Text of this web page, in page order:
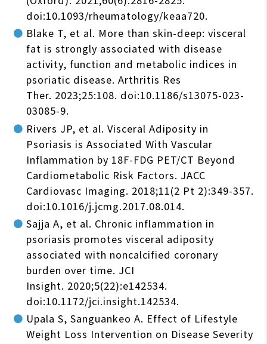
doi:10.1093/rheumatology/keaa720.
Blake T, et al. More than skin-deep: visceral
fat is strongly associated with disease
activity, function and metabolic indices in
psoriatic disease. Arthritis Res
Ther. 2023;25:108. doi:10.1186/s13075-023-
03085-9.
Rivers JP, et al. Visceral Adiposity in
Psoriasis is Associated With Vascular
Inflammation by 18F-FDG PET/CT Beyond
Cardiometabolic Risk Factors. JACC
Cardiovasc Imaging. 2018;11(2 Pt 2):349-357.
doi:10.1016/j.jcmg.2017.08.014.
Sajja A, et al. Chronic inflammation in
psoriasis promotes visceral adiposity
associated with noncalcified coronary
burden over time. JCI
Insight. 2020;5(22):e142534.
doi:10.1172/jci.insight.142534.
Upala S, Sanguankeo A. Effect of Lifestyle
Weight Loss Intervention on Disease Severity